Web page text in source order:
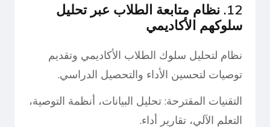
12. نظام متابعة الطلاب عبر تحليل
سلوكهم الأكاديمي
نظام لتحليل سلوك الطلاب الأكاديمي وتقديم
توصيات لتحسين الأداء والتحصيل الدراسي.
التقنيات المقترحة: تحليل البيانات، أنظمة التوصية،
التعلم الآلي، تقارير أداء.